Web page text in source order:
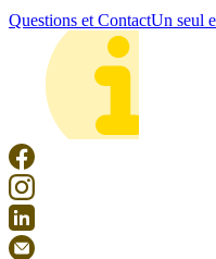
Questions et ContactUn seul